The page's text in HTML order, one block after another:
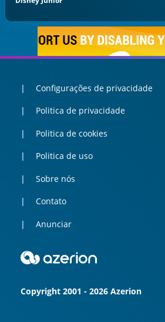
Configurações de privacidade
Politica de privacidade
Politica de cookies
Politica de uso
Sobre nós
Contato
Anunciar
Copyright 2001 - 2026 Azerion